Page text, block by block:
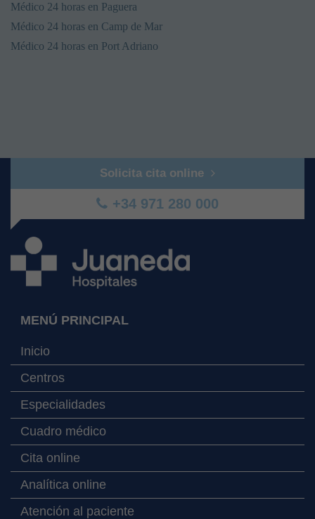
Médico 24 horas en Paguera
Médico 24 horas en Camp de Mar
Médico 24 horas en Port Adriano
Solicita cita online
+34 971 280 000
MENÚ PRINCIPAL
Inicio
Centros
Especialidades
Cuadro médico
Cita online
Analítica online
Atención al paciente